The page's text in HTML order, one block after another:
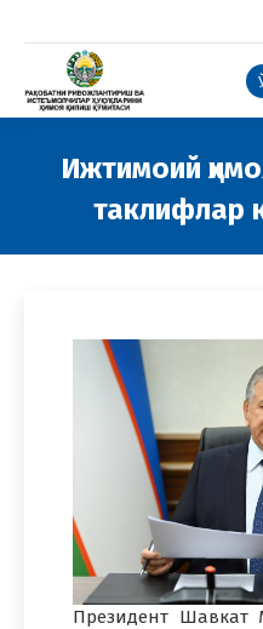
Ижтимоий
таклифлар
Президент Шавкат